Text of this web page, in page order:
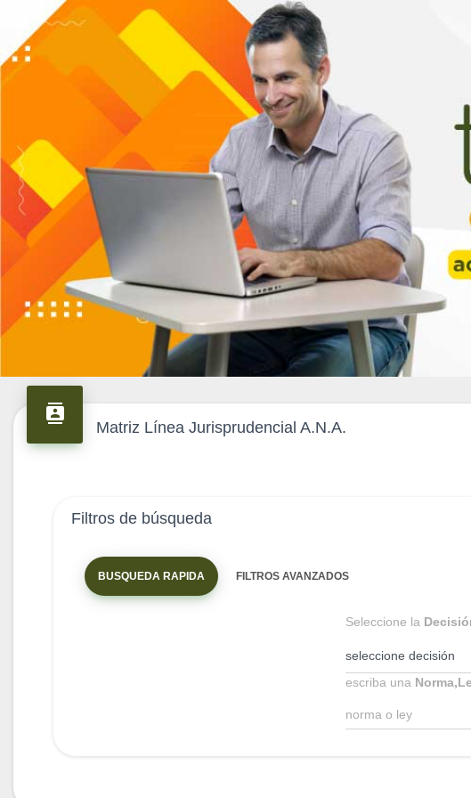
contacts
Matriz Línea Jurisprudencial A.N.A.
Filtros de búsqueda
BUSQUEDA RAPIDA FILTROS AVANZADOS
Seleccione la
escriba una